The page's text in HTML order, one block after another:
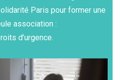
Paris pour former une
association :
d’urgence.